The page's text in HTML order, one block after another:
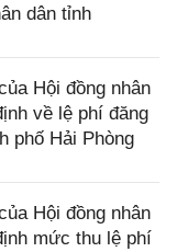
dân tỉnh
Hội đồng nhân
về lệ phí đăng
phố Hải Phòng
Hội đồng nhân
mức thu lệ phí